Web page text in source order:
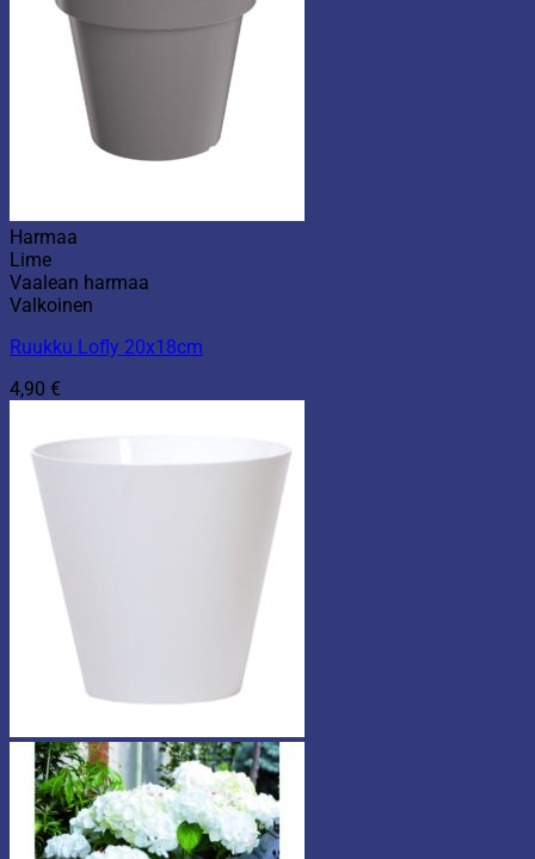
Harmaa
Lime
Vaalean harmaa
Valkoinen
Ruukku Lofly 20x18cm
4,90 €